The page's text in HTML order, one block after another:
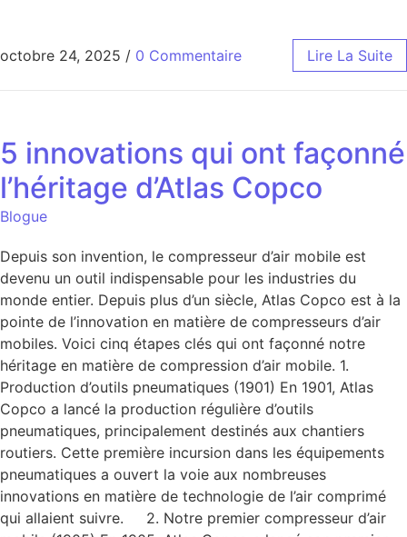
octobre 24, 2025 / 0 Commentaire Lire La Suite
5 innovations qui ont façonné
l’héritage d’Atlas Copco
Blogue
Depuis son invention, le compresseur d’air mobile est
devenu un outil indispensable pour les industries du
monde entier. Depuis plus d’un siècle, Atlas Copco est à la
pointe de l’innovation en matière de compresseurs d’air
mobiles. Voici cinq étapes clés qui ont façonné notre
héritage en matière de compression d’air mobile. 1.
Production d’outils pneumatiques (1901) En 1901, Atlas
Copco a lancé la production régulière d’outils
pneumatiques, principalement destinés aux chantiers
routiers. Cette première incursion dans les équipements
pneumatiques a ouvert la voie aux nombreuses
innovations en matière de technologie de l’air comprimé
qui allaient suivre. 2. Notre premier compresseur d’air